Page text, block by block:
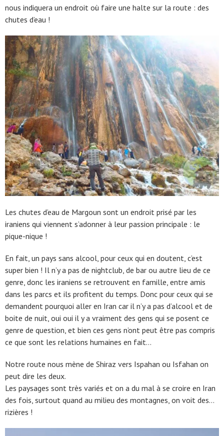
nous indiquera un endroit où faire une halte sur la route : des
chutes d’eau !
Les chutes d’eau de Margoun sont un endroit prisé par les
iraniens qui viennent s’adonner à leur passion principale : le
pique-nique !
En fait, un pays sans alcool, pour ceux qui en doutent, c’est
super bien ! Il n’y a pas de nightclub, de bar ou autre lieu de ce
genre, donc les iraniens se retrouvent en famille, entre amis
dans les parcs et ils profitent du temps. Donc pour ceux qui se
demandent pourquoi aller en Iran car il n’y a pas d’alcool et de
boite de nuit, oui oui il y a vraiment des gens qui se posent ce
genre de question, et bien ces gens n’ont peut être pas compris
ce que sont les relations humaines en fait…
Notre route nous mène de Shiraz vers Ispahan ou Isfahan on
peut dire les deux.
Les paysages sont très variés et on a du mal à se croire en Iran
des fois, surtout quand au milieu des montagnes, on voit des…
rizières !